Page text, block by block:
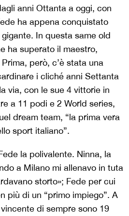
anni Ottanta a oggi, con
ha appena conquistato
gigante. In questa same old
ha superato il maestro,
però, c’è stata una
i cliché anni Settanta
via, con le sue 4 vittorie in
a 11 podi e 2 World series,
dream team, “la prima vera
sport italiano”.
la polivalente. Ninna, la
a Milano mi allenavo in tuta
storto»; Fede per cui
più di un “primo impiego”. A
di sempre sono 19